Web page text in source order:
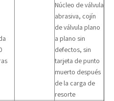
Núcleo de válvula
abrasiva, cojín
de válvula plano
a plano sin
defectos, sin
tarjeta de punto
muerto después
de la carga de
resorte